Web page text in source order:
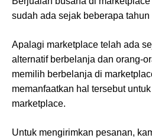
sudah ada sejak beberapa tahun
Apalagi marketplace telah ada
alternatif berbelanja dan orang-
memilih berbelanja di
memanfaatkan hal tersebut
marketplace.
Untuk mengirimkan pesanan,